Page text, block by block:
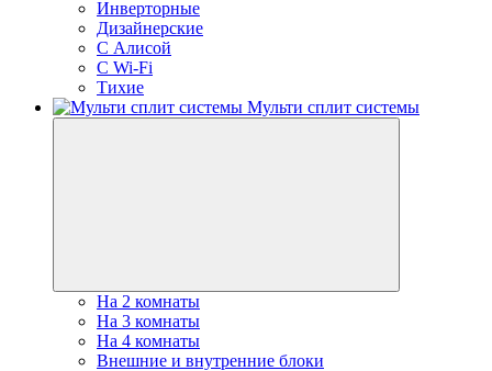
Инверторные
Дизайнерские
С Алисой
C Wi-Fi
Тихие
Мульти сплит системы
На 2 комнаты
На 3 комнаты
На 4 комнаты
Внешние и внутренние блоки